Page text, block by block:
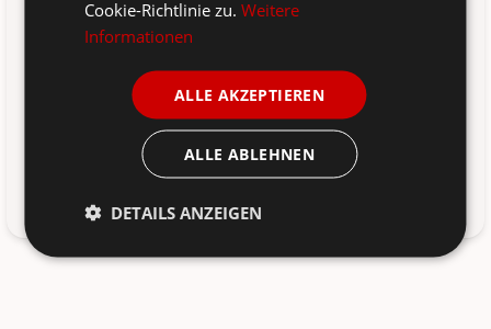
Breite: 14 / 16 cm
Länge: 14 / 16 cm
Höhe: 16 / 19 cm
Durchmesser: 14 / 16 cm
Nettogewicht: 0,75 kg
Cookie-Richtlinie zu.Weitere
Informationen
ALLE AKZEPTIEREN
ALLE ABLEHNEN
DETAILS ANZEIGEN